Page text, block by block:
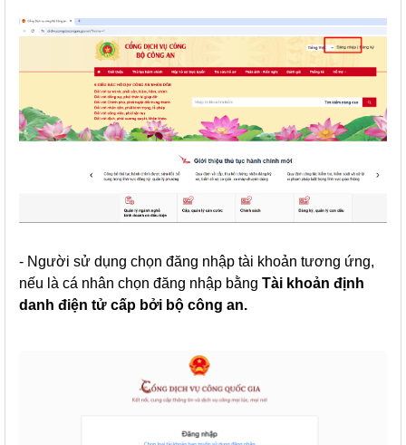
- Người sử dụng chọn đăng nhập tài khoản tương ứng,
nếu là cá nhân chọn đăng nhập bằng Tài khoản định
danh điện tử cấp bởi bộ công an.